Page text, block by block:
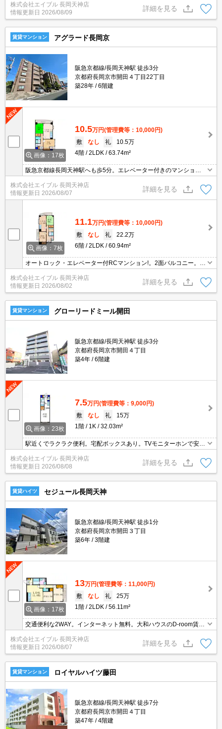
ーホンで安心生活を!。3口ガスコンロ付。
株式会社エイブル 長岡天神店
情報更新日 2026/08/09
詳細を見る
賃貸マンション アグラード長岡京
阪急京都線/長岡天神駅 徒歩3分
京都府長岡京市開田４丁目22丁目
築28年
6階建
画像：17枚
10.5万円(管理費等：10,000円)
敷
なし 礼
10.5万
4階
2LDK 63.74m²
阪急京都線長岡天神駅へも歩5分。エレベーター付きのマンション
タイプ。買い物便利な立地ですよ～!!。広さ良し!家賃良し!周辺環境
良し!。
株式会社エイブル 長岡天神店
情報更新日 2026/08/07
詳細を見る
画像：7枚
11.1万円(管理費等：10,000円)
敷
なし 礼
22.2万
6階
2LDK 60.94m²
オートロック・エレベーター付RCマンション!。2面バルコニー。高
温差し湯式バス。インターネット無料。交通便利な2WAY。広さ良
し!家賃良し!周辺環境良し!。鉄筋コンクリート造。人気のエリア。
株式会社エイブル 長岡天神店
情報更新日 2026/08/02
詳細を見る
賃貸マンション グローリードミール開田
阪急京都線/長岡天神駅 徒歩3分
京都府長岡京市開田４丁目
築4年
6階建
画像：23枚
7.5万円(管理費等：9,000円)
敷
なし 礼
15万
1階
1K 32.03m²
駅近くでラクラク便利。宅配ボックスあり。TVモニターホンで安心
生活を!。インターネット無料。浴室乾燥もついてますよ。温水洗浄
便座付き。ウォークインクローゼット付で収納自慢です。
株式会社エイブル 長岡天神店
情報更新日 2026/08/08
詳細を見る
賃貸ハイツ セジュール長岡天神
阪急京都線/長岡天神駅 徒歩1分
京都府長岡京市開田３丁目
築6年
3階建
画像：17枚
13万円(管理費等：11,000円)
敷
なし 礼
25万
1階
2LDK 56.11m²
交通便利な2WAY。インターネット無料。大和ハウスのD-room賃
貸。オートロック。設備に注目!人気のアイテムせいぞろい。南向き
バルコニー。駅近くでラクラク便利。広さ良し!家賃良し!周辺環境良
し!。
株式会社エイブル 長岡天神店
情報更新日 2026/08/07
詳細を見る
賃貸マンション ロイヤルハイツ藤田
阪急京都線/長岡天神駅 徒歩7分
京都府長岡京市開田４丁目
築47年
4階建